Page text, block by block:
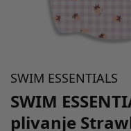
SWIM ESSENTIALS
SWIM
plivanje